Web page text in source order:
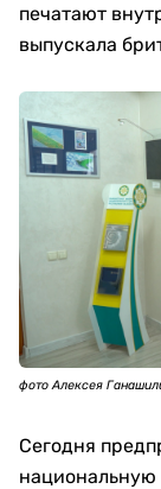
печатают
выпускала
фото Алексея
Сегодня
национальную